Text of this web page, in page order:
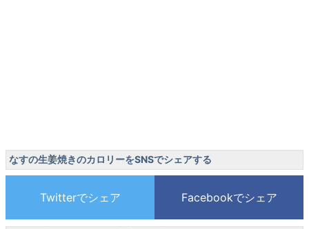
なすの生姜焼きのカロリーをSNSでシェアする